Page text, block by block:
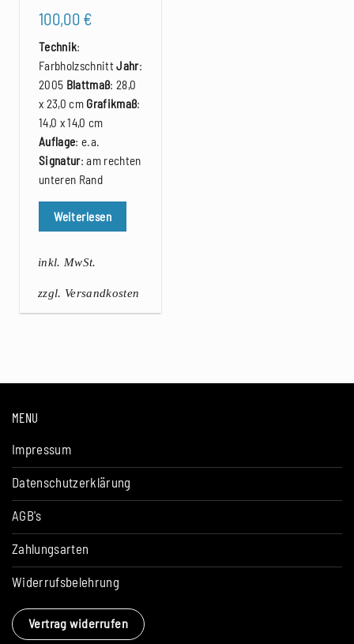
100,00 €
Technik:
FarbholzschnittJahr:
2005 Blattmaß: 28,0
x 23,0 cm Grafikmaß:
14,0 x 14,0 cm
Auflage: e.a.
Signatur: am rechten
unteren Rand
Weiterlesen
inkl. MwSt.
zzgl. Versandkosten
MENU
Impressum
Datenschutzerklärung
AGB's
Zahlungsarten
Widerrufsbelehrung
Vertrag widerrufen